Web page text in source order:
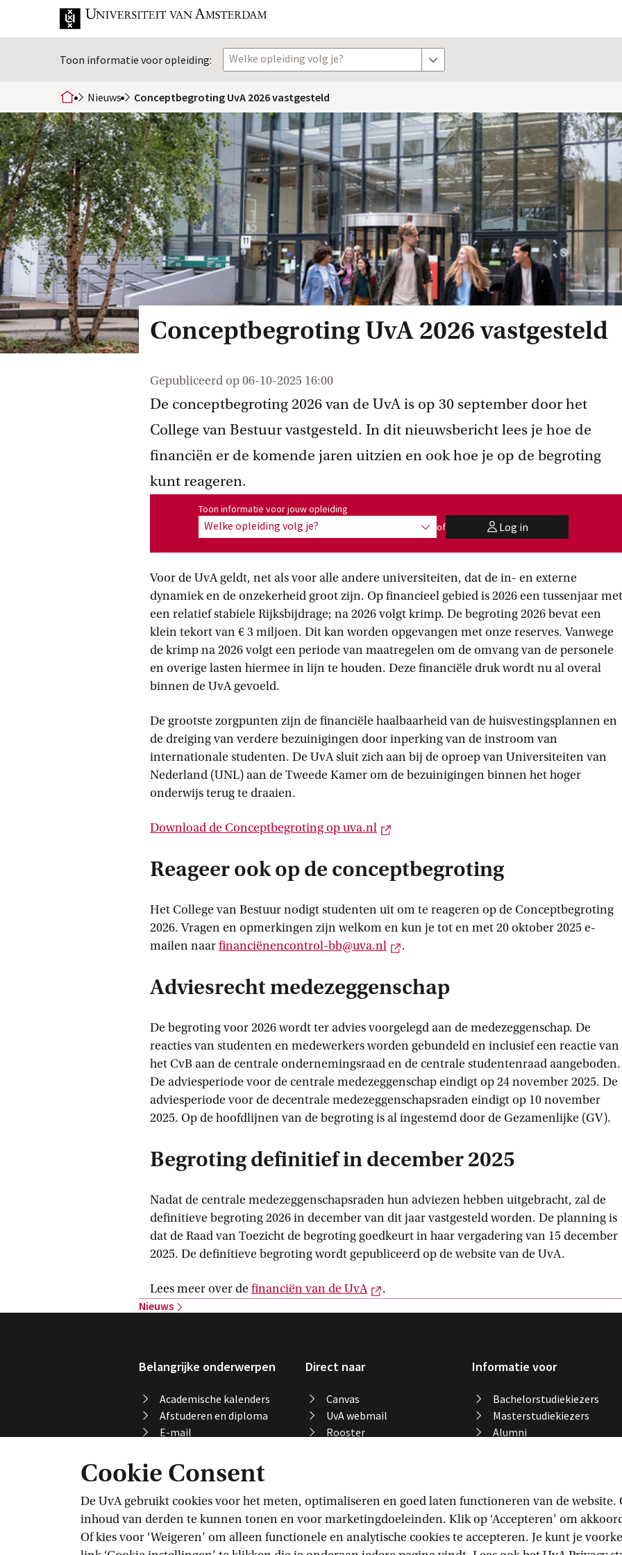
Cookie Consent
De UvA gebruikt cookies voor het meten, optimaliseren en goed laten functioneren van de website.
inhoud van derden te kunnen tonen en voor marketingdoeleinden. Klik op ‘Accepteren’ om
Of kies voor ‘Weigeren’ om alleen functionele en analytische cookies te accepteren. Je kunt je
Toon informatie voor opleiding: Welke opleiding volg je? toon opties
home
Nieuws Conceptbegroting UvA 2026 vastgesteld
Conceptbegroting UvA 2026 vastgesteld
Gepubliceerd op06-10-2025 16:00
De conceptbegroting 2026 van de UvA is op 30 september door het
College van Bestuur vastgesteld. In dit nieuwsbericht lees je hoe de
financiën er de komende jaren uitzien en ook hoe je op de begroting
kunt reageren.
Toon informatie voor opleiding:
Toon informatie voor jouw opleiding
Welke opleiding volg je? toon opties
of userLog in
Voor de UvA geldt, net als voor alle andere universiteiten, dat de in- en externe
dynamiek en de onzekerheid groot zijn. Op financieel gebied is 2026 een tussenjaar met
een relatief stabiele Rijksbijdrage; na 2026 volgt krimp. De begroting 2026 bevat een
klein tekort van € 3 miljoen. Dit kan worden opgevangen met onze reserves. Vanwege
de krimp na 2026 volgt een periode van maatregelen om de omvang van de personele
en overige lasten hiermee in lijn te houden. Deze financiële druk wordt nu al overal
binnen de UvA gevoeld.
De grootste zorgpunten zijn de financiële haalbaarheid van de huisvestingsplannen en
de dreiging van verdere bezuinigingen door inperking van de instroom van
internationale studenten. De UvA sluit zich aan bij de oproep van Universiteiten van
Nederland (UNL) aan de Tweede Kamer om de bezuinigingen binnen het hoger
onderwijs terug te draaien.
Download de Conceptbegroting op uva.nl
Reageer ook op de conceptbegroting
Het College van Bestuur nodigt studenten uit om te reageren op de Conceptbegroting
2026. Vragen en opmerkingen zijn welkom en kun je tot en met 20 oktober 2025 e-
mailen naarfinanciënencontrol-bb@uva.nl Externe link
.
Adviesrecht medezeggenschap
De begroting voor 2026 wordt ter advies voorgelegd aan de medezeggenschap. De
reacties van studenten en medewerkers worden gebundeld en inclusief een reactie van
het CvB aan de centrale ondernemingsraad en de centrale studentenraad aangeboden.
De adviesperiode voor de centrale medezeggenschap eindigt op 24 november 2025. De
adviesperiode voor de decentrale medezeggenschapsraden eindigt op 10 november
2025. Op de hoofdlijnen van de begroting is al ingestemd door de Gezamenlijke (GV).
Begroting definitief in december 2025
Nadat de centrale medezeggenschapsraden hun adviezen hebben uitgebracht, zal de
definitieve begroting 2026 in december van dit jaar vastgesteld worden. De planning is
dat de Raad van Toezicht de begroting goedkeurt in haar vergadering van 15 december
2025. De definitieve begroting wordt gepubliceerd op de website van de UvA.
Lees meer over de financiën van de UvA Externe link
.
Nieuws
Belangrijke onderwerpen
Academische kalenders
Afstuderen en diploma
E-mail
scannen
Studeren in het buitenland
Vakaanmelding
VPN
Wifi
Direct naar
Canvas
UvA webmail
Rooster
Gevonden voorwerpen
Studieresultaten
Vakaanmelding
Informatie voor
Bachelorstudiekiezers
Masterstudiekiezers
Alumni